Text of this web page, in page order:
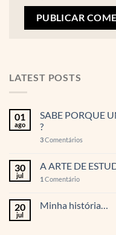
LATEST POSTS
01
ago
SABE PORQUE
?
3Comentários
30
jul
A ARTE DE
1 Comentário
20
jul
Minha história…